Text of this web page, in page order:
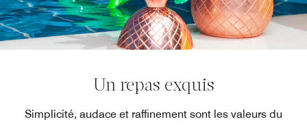
Un repas exquis
Simplicité, audace et raffinement sont les valeurs du